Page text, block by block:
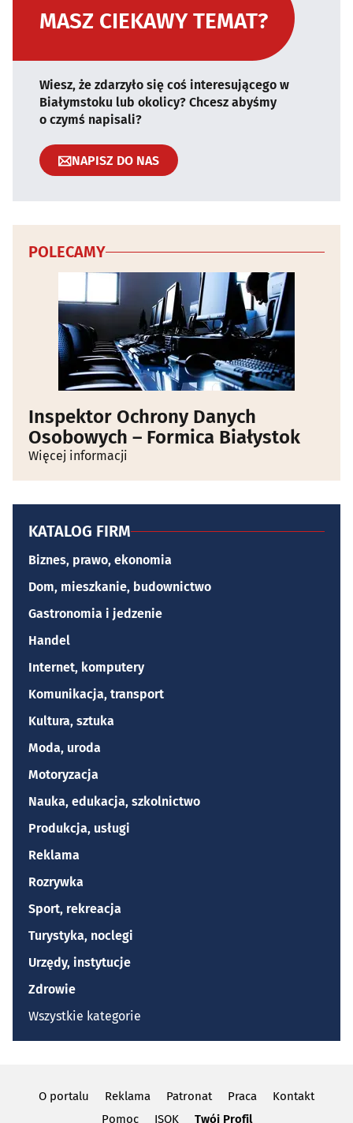
MASZ CIEKAWY TEMAT?
Wiesz, że zdarzyło się coś interesującego w
Białymstoku lub okolicy? Chcesz abyśmy
o czymś napisali?
NAPISZ DO NAS
POLECAMY
Inspektor Ochrony Danych
Osobowych – Formica Białystok
Więcej informacji
KATALOG FIRM
Biznes, prawo, ekonomia
Dom, mieszkanie, budownictwo
Gastronomia i jedzenie
Handel
Internet, komputery
Komunikacja, transport
Kultura, sztuka
Moda, uroda
Motoryzacja
Nauka, edukacja, szkolnictwo
Produkcja, usługi
Reklama
Rozrywka
Sport, rekreacja
Turystyka, noclegi
Urzędy, instytucje
Zdrowie
Wszystkie kategorie
O portalu Reklama Patronat Praca
Kontakt
Pomoc
ISOK Twój Profil